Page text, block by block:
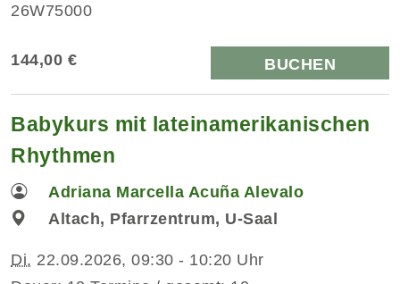
26W75000
144,00 € BUCHEN
Babykurs mit lateinamerikanischen
Rhythmen
Adriana Marcella Acuña Alevalo
Altach, Pfarrzentrum, U-Saal
Di. 22.09.2026, 09:30 - 10:20 Uhr